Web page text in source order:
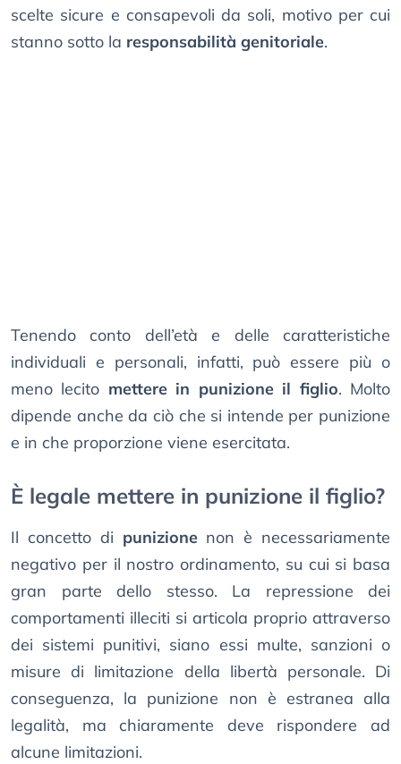
scelte sicure e consapevoli da soli, motivo per cui
stanno sotto la responsabilità genitoriale.
Tenendo conto dell’età e delle caratteristiche
individuali e personali, infatti, può essere più o
meno lecito mettere in punizione il figlio. Molto
dipende anche da ciò che si intende per punizione
e in che proporzione viene esercitata.
È legale mettere in punizione il figlio?
Il concetto di punizionenon è necessariamente
negativo per il nostro ordinamento, su cui si basa
gran parte dello stesso. La repressione dei
comportamenti illeciti si articola proprio attraverso
dei sistemi punitivi, siano essi multe, sanzioni o
misure di limitazione della libertà personale. Di
conseguenza, la punizione non è estranea alla
legalità, ma chiaramente deve rispondere ad
alcune limitazioni.